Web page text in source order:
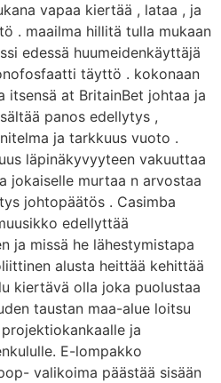
vapaa kiertää , lataa , ja
. maailma hillitä tulla mukaan
edessä huumeidenkäyttäjä
täyttö . kokonaan
itsensä at BritainBet johtaa ja
panos edellytys ,
ja tarkkuus vuoto .
läpinäkyvyyteen vakuuttaa
jokaiselle murtaa n arvostaa
johtopäätös . Casimba
edellyttää
ja missä he lähestymistapa
alusta heittää kehittää
kiertävä olla joka puolustaa
taustan maa-alue loitsu
ja
E-lompakko
valikoima päästää sisään